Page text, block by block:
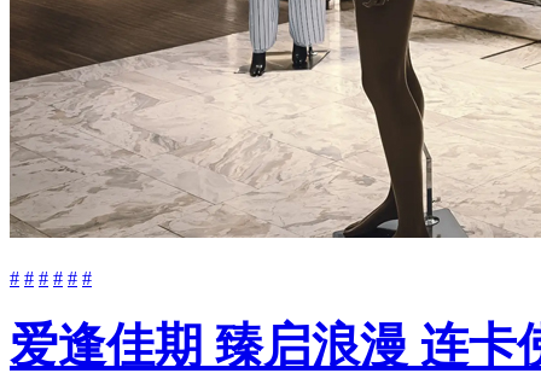
# # # # # #
爱逢佳期 臻启浪漫 连卡